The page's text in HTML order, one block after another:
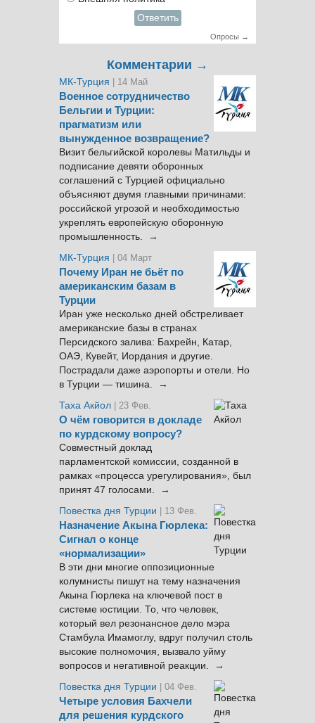
Ответить
Опросы →
Комментарии →
МК-Турция | 14 Май
Военное сотрудничество
Бельгии и Турции:
прагматизм или
вынужденное возвращение?
Визит бельгийской королевы Матильды и
подписание девяти оборонных
соглашений с Турцией официально
объясняют двумя главными причинами:
российской угрозой и необходимостью
укреплять европейскую оборонную
промышленность. →
МК-Турция
| 04 Март
Почему Иран не бьёт по
американским базам в
Турции
Иран уже несколько дней обстреливает
американские базы в странах
Персидского залива: Бахрейн, Катар,
ОАЭ, Кувейт, Иордания и другие.
Пострадали даже аэропорты и отели. Но
в Турции — тишина. →
Таха Акйол | 23 Фев.
О чём говорится в докладе
по курдскому вопросу?
Совместный доклад
парламентской комиссии, созданной в
рамках «процесса урегулирования», был
принят 47 голосами. →
Повестка дня Турции
| 13 Фев.
Назначение Акына Гюрлека:
Сигнал о конце
«нормализации»
В эти дни многие оппозиционные
колумнисты пишут на тему назначения
Акына Гюрлека на ключевой пост в
системе юстиции. То, что человек,
который вел резонансное дело мэра
Стамбула Имамоглу, вдруг получил столь
высокие полномочия, вызвало уйму
вопросов и негативной реакции. →
Повестка дня Турции
| 04 Фев.
Четыре условия Бахчели
для решения курдского